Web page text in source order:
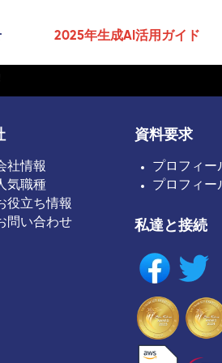
2025年生成AI活用ガイド
社情報
気職種
役立ち情報
問い合わせ
資料要求
プロフィー
プロフィー
私達と接続